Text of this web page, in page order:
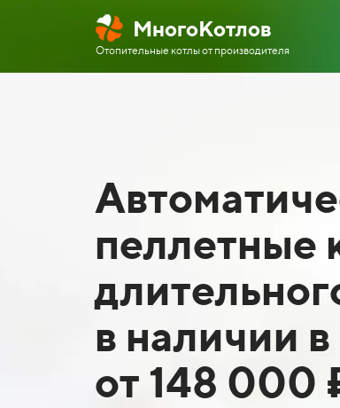
МногоКотлов
Отопительные котлы от производителя
пеллетные
в наличии
от 148 000